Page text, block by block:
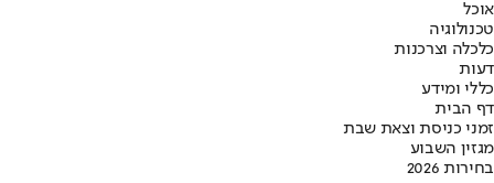
אוכל
טכנולוגיה
כלכלה וצרכנות
דעות
כללי ומידע
דף הבית
זמני כניסת וצאת שבת
מגזין השבוע
בחירות 2026